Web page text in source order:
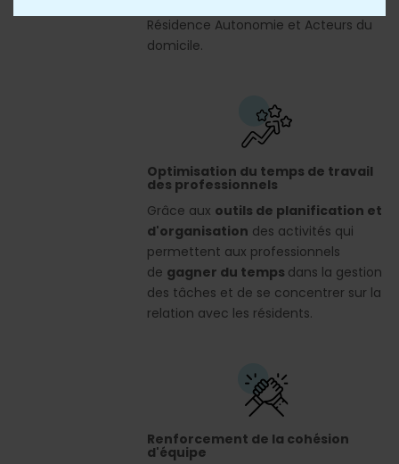
Résidence Autonomie et Acteurs du
domicile.
Optimisation du temps de travail
des professionnels
Grâce aux outils de planification et
d'organisation des activités qui
permettent aux professionnels
de gagner du temps dans la gestion
des tâches et de se concentrer sur la
relation avec les résidents.
Renforcement de la cohésion
d'équipe